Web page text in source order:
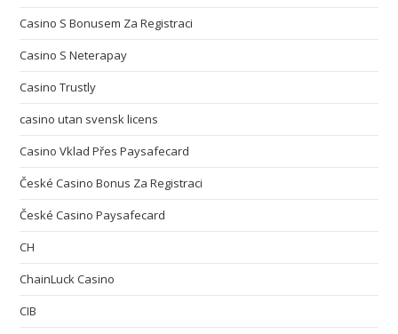
Casino S Bonusem Za Registraci
Casino S Neterapay
Casino Trustly
casino utan svensk licens
Casino Vklad Přes Paysafecard
České Casino Bonus Za Registraci
České Casino Paysafecard
CH
ChainLuck Casino
CIB